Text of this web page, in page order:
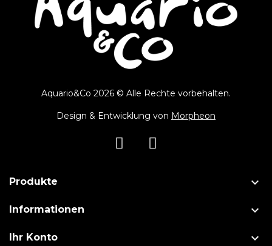
Aquario&Co 2026 © Alle Rechte vorbehalten.
Design & Entwicklung von Morpheon
Produkte 
Informationen 
Ihr Konto 